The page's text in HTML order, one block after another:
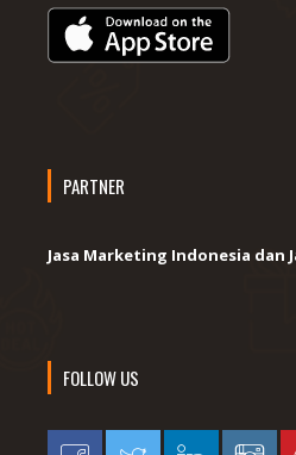
PARTNER
Jasa Marketing Indonesia dan
FOLLOW US